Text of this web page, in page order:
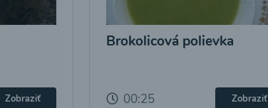
Zobraziť
Brokolicová polievka
00:25 Zobraziť